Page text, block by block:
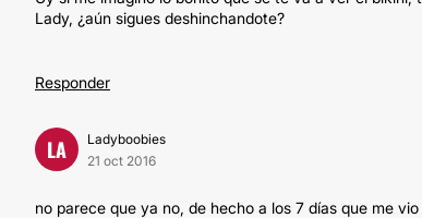
Lady, ¿aún sigues deshinchandote?
Responder
LA
Ladyboobies
21 oct 2016
no parece que ya no, de hecho a los 7 días que me